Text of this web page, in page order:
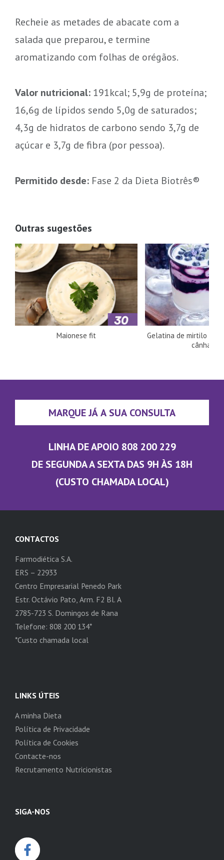
Recheie as metades de abacate com a
salada que preparou, e termine
aromatizando com folhas de orégãos.
Valor nutricional:191kcal; 5,9g de proteína;
16,6g de lípidos sendo 5,0g de saturados;
4,3g de hidratos de carbono sendo 3,7g de
açúcar e 3,7g de fibra (por pessoa).
Permitido desde:Fase 2 da Dieta Biotrês®
Outras sugestões
Maionese fit
Gelatina de mirtilo
cânhamo
MARQUE JÁ A SUA CONSULTA
LINHA DE APOIO 808 200 229
DE SEGUNDA A SEXTA DAS 9H ÀS 18H
(CUSTO CHAMADA LOCAL)
CONTACTOS
Farmodiética S.A.
ERS – 22933
Centro Empresarial Penedo Park
Estr. Octávio Pato, Arm. F2 Bl. A
2785-723 S. Domingos de Rana
Telefone: 808 200 134*
*Custo chamada local
LINKS ÚTEIS
A minha Dieta
Política de Privacidade
Política de Cookies
Contacte-nos
Recrutamento Nutricionistas
SIGA-NOS